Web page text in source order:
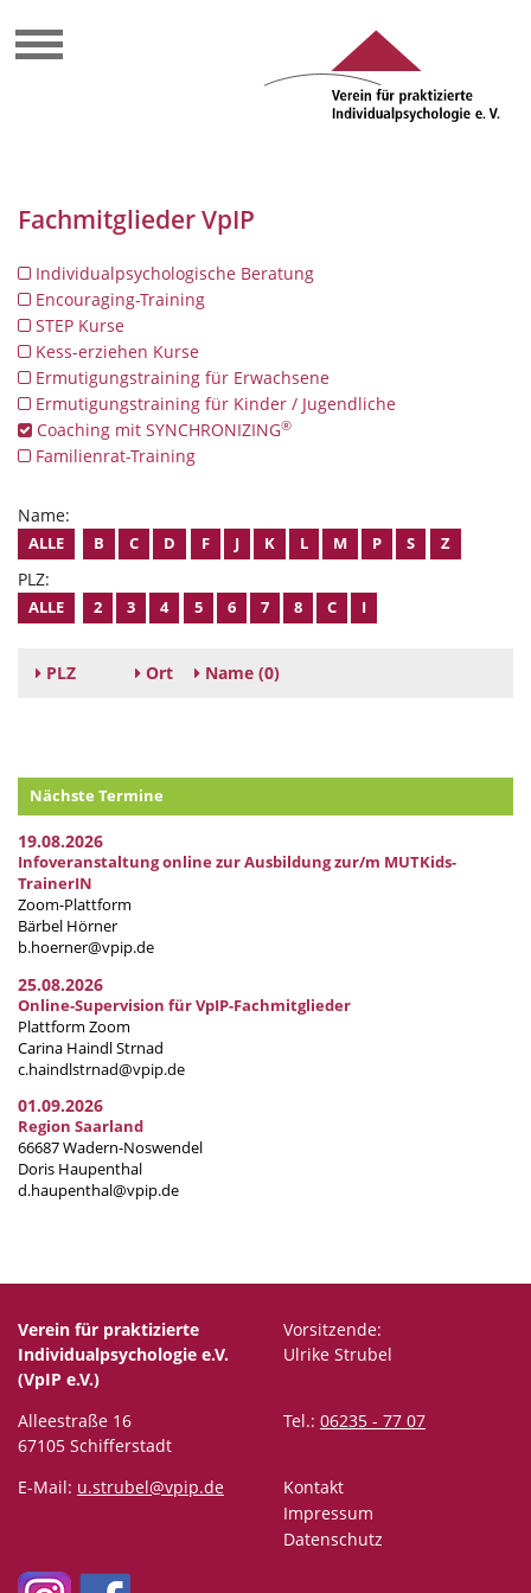
Fachmitglieder VpIP
Individualpsychologische Beratung
Encouraging-Training
STEP Kurse
Kess-erziehen Kurse
Ermutigungstraining für Erwachsene
Ermutigungstraining für Kinder / Jugendliche
Coaching mit SYNCHRONIZING®
Familienrat-Training
Name:
ALLE B C D F J K L M P S Z
PLZ:
ALLE 2 3 4 5 6 7 8 C I
PLZ Ort Name (0)
Nächste Termine
19.08.2026
Infoveranstaltung online zur Ausbildung zur/m MUTKids-
TrainerIN
Zoom-Plattform
Bärbel Hörner
b.hoerner@vpip.de
25.08.2026
Online-Supervision für VpIP-Fachmitglieder
Plattform Zoom
Carina Haindl Strnad
c.haindlstrnad@vpip.de
01.09.2026
Region Saarland
66687 Wadern-Noswendel
Doris Haupenthal
d.haupenthal@vpip.de
Verein für praktizierte
Individualpsychologie e.V.
(VpIP e.V.)
Vorsitzende:
Ulrike Strubel
Alleestraße 16
67105 Schifferstadt
Tel.: 06235 - 77 07
E-Mail: u.strubel@vpip.de
Kontakt
Impressum
Datenschutz